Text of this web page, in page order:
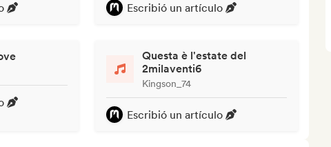
Escribió un artículo
Questa è l'estate del
2milaventi6
Kingson_74
Escribió un artículo